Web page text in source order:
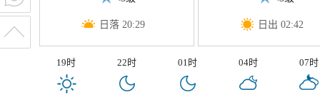
日落 20:29 日出 02:42
19时 22时 01时 04时 07时